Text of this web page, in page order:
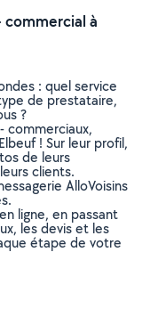
à
: quel service
de prestataire,
?
commerciaux,
! Sur leur profil,
de leurs
clients.
AlloVoisins
ligne, en passant
les devis et les
étape de votre